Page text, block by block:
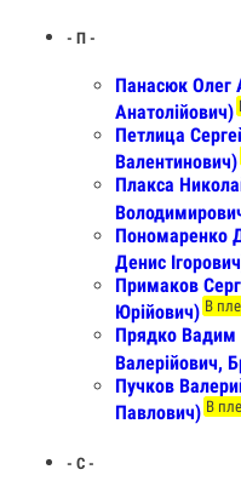
- П -
Панасюк Олег
Анатолійович)
Петлица
Валентинович)
Плакса
Пономаренко
Денис
Примаков
Юрійович) В
Прядко Вадим
Валерійович,
Пучков
Павлович) В
- С -